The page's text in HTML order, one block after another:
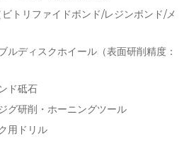
トリファイドボンド/レジンボンド/メ
ルディスクホイール（表面研削精度：
ド砥石
グ研削・ホーニングツール
用ドリル